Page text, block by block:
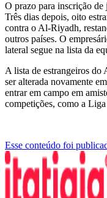
O prazo para inscrição de
Três dias depois, oito
contra o Al-Riyadh,
outros países. O
lateral segue na lista da
A lista de estrangeiros
ser alterada novamente
entrar em campo em
competições, como a
Esse conteúdo foi